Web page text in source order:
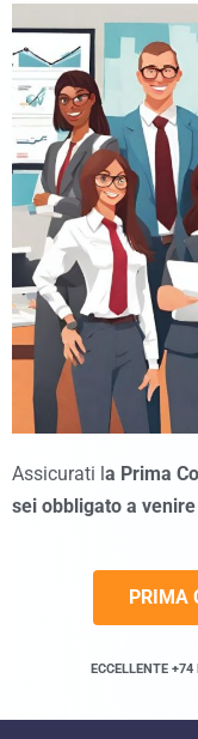
Assicurati la Prima
sei obbligato a venire
PRIMA
ECCELLENTE